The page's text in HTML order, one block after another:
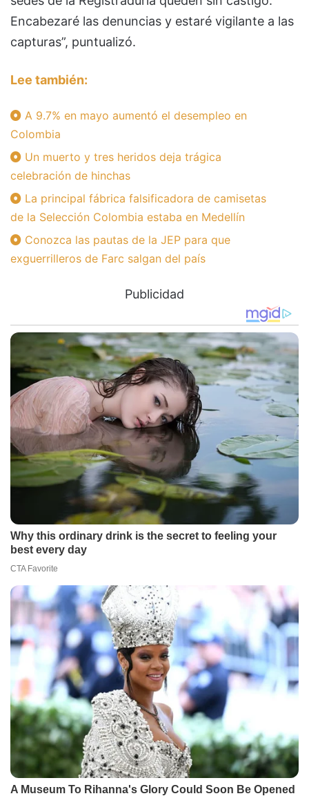
Encabezaré las denuncias y estaré vigilante a las
capturas”, puntualizó.
Lee también:
A 9.7% en mayo aumentó el desempleo en
Colombia
Un muerto y tres heridos deja trágica
celebración de hinchas
La principal fábrica falsificadora de camisetas
de la Selección Colombia estaba en Medellín
Conozca las pautas de la JEP para que
exguerrilleros de Farc salgan del país
Publicidad